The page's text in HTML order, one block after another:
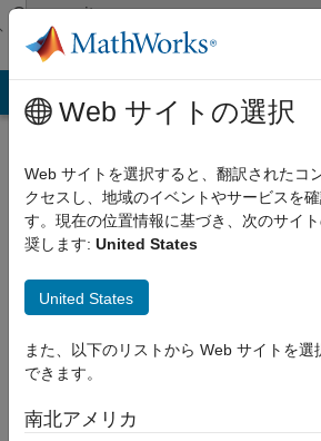
コンテンツへスキップ
Community
Profile
Asma
Bder
Muhmed
Last
seen:
5年
Web サイトの選択
Web サイトを選択すると、翻訳されたコ
クセスし、地域のイベントやサービスを
す。現在の位置情報に基づき、次のサイ
奨します: United States
United States
また、以下のリストから Web サイトを選
できます。
南北アメリカ